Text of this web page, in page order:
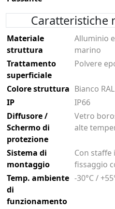
Caratteristiche
Materiale
struttura
Alluminio
marino
Trattamento
superficiale
Polvere
Colore struttura Bianco
IP
IP66
Diffusore /
Schermo di
protezione
Vetro
alte
Sistema di
montaggio
Con staffe
fissaggio
Temp. ambiente
di
funzionamento
-30°C /